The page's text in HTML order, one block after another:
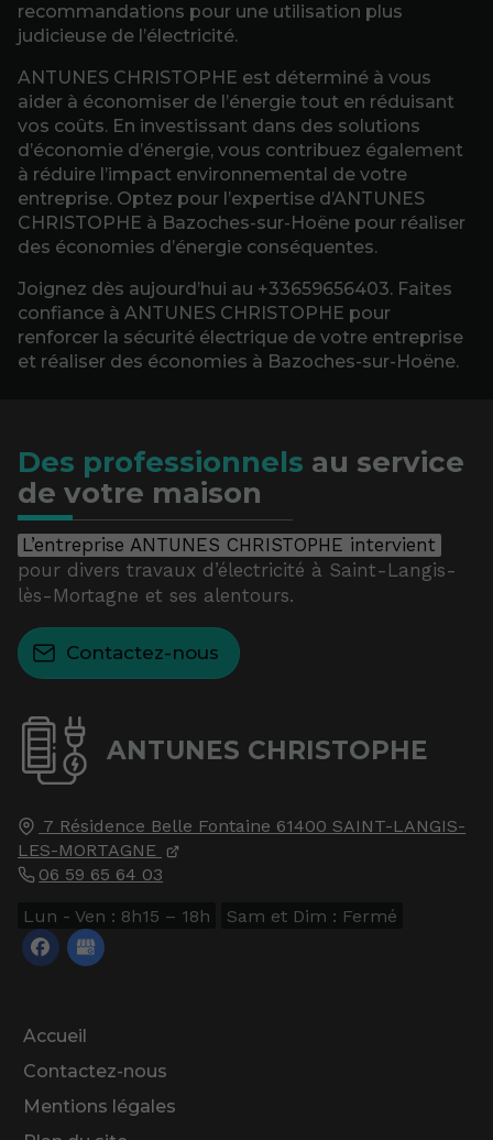
recommandations pour une utilisation plus
judicieuse de l’électricité.
ANTUNES CHRISTOPHE est déterminé à vous
aider à économiser de l’énergie tout en réduisant
vos coûts. En investissant dans des solutions
d’économie d’énergie, vous contribuez également
à réduire l’impact environnemental de votre
entreprise. Optez pour l’expertise d’ANTUNES
CHRISTOPHE à Bazoches-sur-Hoëne pour réaliser
des économies d’énergie conséquentes.
Joignez dès aujourd’hui au +33659656403. Faites
confiance à ANTUNES CHRISTOPHE pour
renforcer la sécurité électrique de votre entreprise
et réaliser des économies à Bazoches-sur-Hoëne.
ANTUNES CHRISTOPHE
7 Résidence Belle Fontaine 61400 SAINT-LANGIS-
LES-MORTAGNE
06 59 65 64 03
Lun - Ven : 8h15 – 18h
Sam et Dim : Fermé
Accueil
Contactez-nous
Mentions légales
Des professionnels au service
de votre maison
L’entreprise ANTUNES CHRISTOPHE intervient
pour divers travaux d’électricité à Saint-Langis-
lès-Mortagne et ses alentours.
Contactez-nous